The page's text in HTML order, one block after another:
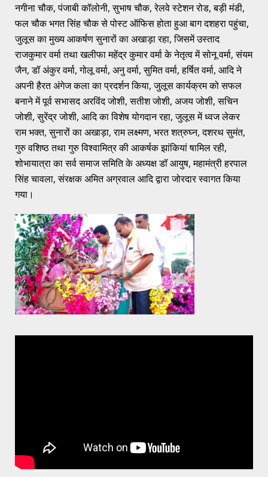
नगीना चौक, पंजाबी कॉलोनी, सुभाष चौक, रेलवे स्टेशन रोड, बड़ी मंडी,
फल चौक भगत सिंह चौक से पोस्ट ऑफिस होता हुआ बाग दशहरा पहुंचा,
जुलूस का मुख्य आकर्षण सुनारों का अखाड़ा रहा, जिसमें उस्ताद
राजकुमार वर्मा तथा खलीफा महेंद्र कुमार वर्मा के नेतृत्व में सोनू वर्मा, संयम
जैन, डॉ अंकुर वर्मा, गोलू वर्मा, अनु वर्मा, सुमित वर्मा, हर्षित वर्मा, आदि ने
अपनी हैरत अंगेज कला का प्रदर्शन किया, जुलूस कार्यक्रम को सफल
बनाने में पूर्व सभासद अरविंद जोशी, सतीश जोशी, अजय जोशी, सचिन
जोशी, सुरेंद्र जोशी, आदि का विशेष योगदान रहा, जुलूस में ध्वज लेकर
राम भक्त, सुनारों का अखाड़ा, राम लक्ष्मण, भरत शत्रुघ्न, दशरथ सुमंत,
गुरु वशिष्ठ तथा गुरु विश्वामित्र की आकर्षक झांकियां षामिल रही,
शोभायात्रा का सर्व समाज समिति के अध्यक्ष डॉ आयुष, महामंत्री हरपाल
सिंह चावला, संरक्षक अमित अग्रवाल आदि द्वारा जोरदार स्वागत किया
गया।